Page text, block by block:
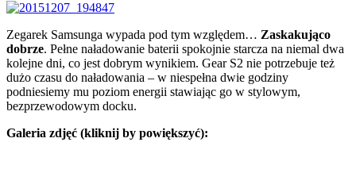
Zegarek Samsunga wypada pod tym względem… Zaskakująco
dobrze. Pełne naładowanie baterii spokojnie starcza na niemal dwa
kolejne dni, co jest dobrym wynikiem. Gear S2 nie potrzebuje też
dużo czasu do naładowania – w niespełna dwie godziny
podniesiemy mu poziom energii stawiając go w stylowym,
bezprzewodowym docku.
Galeria zdjęć (kliknij by powiększyć):